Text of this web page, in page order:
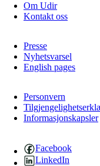
Om Udir
Kontakt oss
Presse
Nyhetsvarsel
English pages
Personvern
Informasjonskapsler
Facebook
LinkedIn